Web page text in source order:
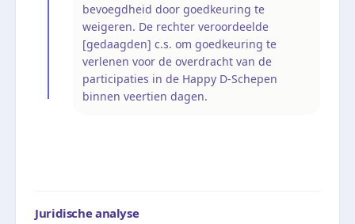
bevoegdheid door goedkeuring te
weigeren. De rechter veroordeelde
[gedaagden] c.s. om goedkeuring te
verlenen voor de overdracht van de
participaties in de Happy D-Schepen
binnen veertien dagen.
Juridische analyse